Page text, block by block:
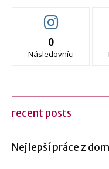
0
Následovníci
recent posts
Nejlepší práce z